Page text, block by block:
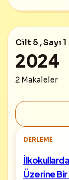
Cilt 5 , Sayı 1
2024
2 Makaleler
DERLEME
Üzerine